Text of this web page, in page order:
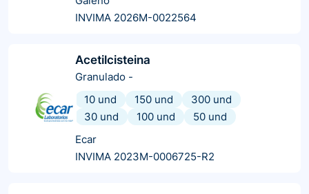
INVIMA 2026M-0022564
Acetilcisteina
Granulado -
10 und
150 und
300 und
30 und
100 und
50 und
Ecar
INVIMA 2023M-0006725-R2